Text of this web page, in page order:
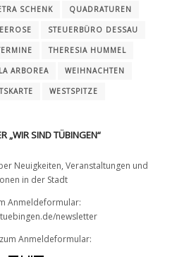
SCHENK QUADRATUREN
STEUERBÜRO DESSAU
THERESIA HUMMEL
ARBOREA WEIHNACHTEN
WESTSPITZE
„WIR SIND TÜBINGEN“
Neuigkeiten, Veranstaltungen und
in der Stadt
Anmeldeformular:
newsletter
Anmeldeformular: